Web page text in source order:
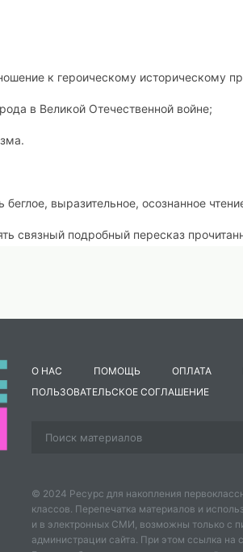
к героическому историческому
в Великой Отечественной войне;
выразительное, осознанное
связный подробный пересказ
строить умозаключения, доказывать
операции, анализируя и
Формирование БУД
ПознавательныеРегулятивные
О НАС ПОМОЩЬ ОПЛАТА
ПОЛЬЗОВАТЕЛЬСКОЕ СОГЛАШЕНИЕ
© 2024 Ресурс для накопления
классов. Перепечатка материалов и
и в электронных СМИ, возможны только с
администрации сайта. При этом ссылка на